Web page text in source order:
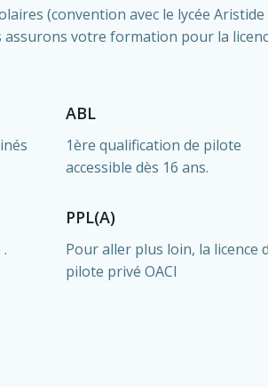
(convention avec le lycée
assurons votre formation pour la
ABL
1ère qualification de pilote
accessible dès 16 ans.
PPL(A)
Pour aller plus loin, la licence
pilote privé OACI